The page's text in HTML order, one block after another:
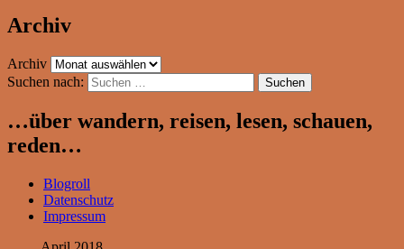
Archiv
Archiv
Suchen nach:
…über wandern, reisen, lesen, schauen,
reden…
Blogroll
Datenschutz
Impressum